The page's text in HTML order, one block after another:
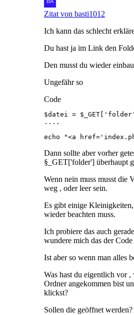
Zitat von basti1012
Ich kann das schlecht
Du hast ja im Link den
Den musst du wieder
Ungefähr so
Code
echo "<a
Dann sollte aber vorher
§_GET['folder'] überhaupt
Wenn nein muss musst die
weg , oder leer sein.
Es gibt einige
wieder beachten muss.
Ich probiere das auch
wundere mich das der
Ist aber so wenn man alles
Was hast du eigentlich vor
Ordner angekommen bist
klickst?
Sollen die geöffnet werden?